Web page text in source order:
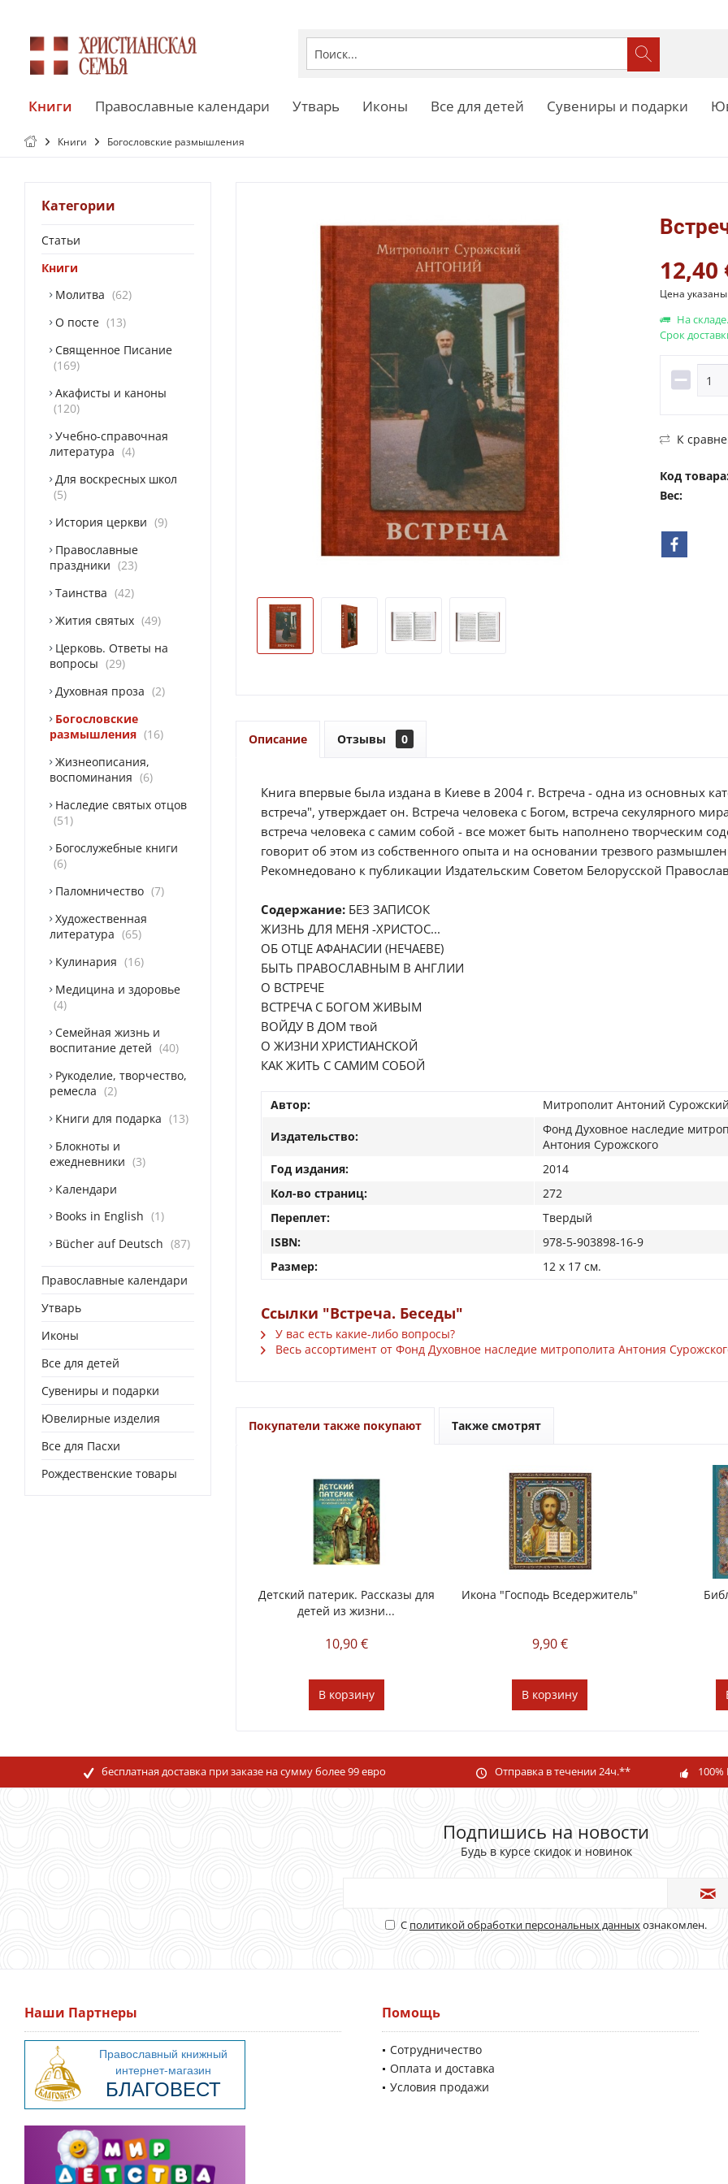
Книги Православные календари Утварь Иконы Все для детей Сувениры и подарки
Книги Богословские размышления
Категории
Статьи
Книги
Молитва
62
О посте
13
Священное Писание
169
Акафисты и каноны
120
Учебно-справочная
литература
4
Для воскресных школ
5
История церкви
9
Православные
праздники
23
Таинства
42
Жития святых
49
Церковь. Ответы на
вопросы
29
Духовная проза
2
Богословские
размышления
16
Жизнеописания,
воспоминания
6
Наследие святых отцов
51
Богослужебные книги
6
Паломничество
7
Художественная
литература
65
Кулинария
16
Медицина и здоровье
4
Семейная жизнь и
воспитание детей
40
Рукоделие, творчество,
ремесла
2
Книги для подарка
13
Блокноты и
ежедневники
3
Календари
Books in English
1
Bücher auf Deutsch
87
Православные календари
Утварь
Иконы
Все для детей
Сувениры и подарки
Ювелирные изделия
Все для Пасхи
Рождественские товары
12,40
Цена
На складе.
Срок
К
Код
Вес:
Описание Отзывы 0
Книга впервые была издана в Киеве в 2004 г. Встреча - одна из основных
встреча", утверждает он. Встреча человека с Богом, встреча секулярного
встреча человека с самим собой - все может быть наполнено творческим
говорит об этом из собственного опыта и на основании трезвого
Рекомнедовано к публикации Издательским Советом Белорусской
Содержание: БЕЗ ЗАПИСОК
ЖИЗНЬ ДЛЯ МЕНЯ -ХРИСТОС...
ОБ ОТЦЕ АФАНАСИИ (НЕЧАЕВЕ)
БЫТЬ ПРАВОСЛАВНЫМ В АНГЛИИ
О ВСТРЕЧЕ
ВСТРЕЧА С БОГОМ ЖИВЫМ
ВОЙДУ В ДОМ твой
О ЖИЗНИ ХРИСТИАНСКОЙ
КАК ЖИТЬ С САМИМ СОБОЙ
Автор: Митрополит Антоний Сурожский
Издательство:
Фонд Дуxовное наследие
Антония Сурожского
Год издания:
2014
Кол-во страниц:
272
Переплет:
Твердый
ISBN:
978-5-903898-16-9
Размер:
12 x 17 см.
Ссылки "Встреча. Беседы"
У вас есть какие-либо вопросы?
Весь ассортимент от Фонд Дуxовное наследие митрополита Антония
Покупатели также покупают Также смотрят
Детский патерик. Рассказы для
детей из жизни...
10,90 €
В корзину
Икона "Господь Вседержитель"
9,90 €
В корзину
бесплатная доставка при заказе на сумму более 99 евро Отправка в течении 24ч.**
Подпишись на новости
Будь в курсе скидок и новинок
С политикой обработки персональных данныхознакомлен.
Наши Партнеры Помощь
Сотрудничество
Оплата и доставка
Условия продажи